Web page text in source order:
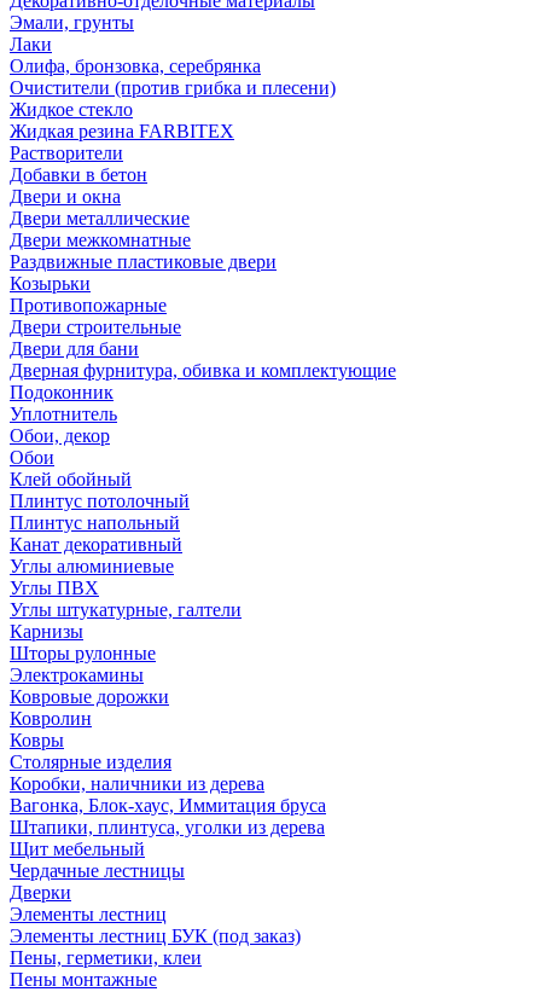
Эмали, грунты
Лаки
Олифа, бронзовка, серебрянка
Очистители (против грибка и плесени)
Жидкое стекло
Жидкая резина FARBITEX
Растворители
Добавки в бетон
Двери и окна
Двери металлические
Двери межкомнатные
Раздвижные пластиковые двери
Козырьки
Противопожарные
Двери строительные
Двери для бани
Дверная фурнитура, обивка и комплектующие
Подоконник
Уплотнитель
Обои, декор
Обои
Клей обойный
Плинтус потолочный
Плинтус напольный
Канат декоративный
Углы алюминиевые
Углы ПВХ
Углы штукатурные, галтели
Карнизы
Шторы рулонные
Электрокамины
Ковровые дорожки
Ковролин
Ковры
Столярные изделия
Коробки, наличники из дерева
Вагонка, Блок-хаус, Иммитация бруса
Штапики, плинтуса, уголки из дерева
Щит мебельный
Чердачные лестницы
Дверки
Элементы лестниц
Элементы лестниц БУК (под заказ)
Пены, герметики, клеи
Пены монтажные